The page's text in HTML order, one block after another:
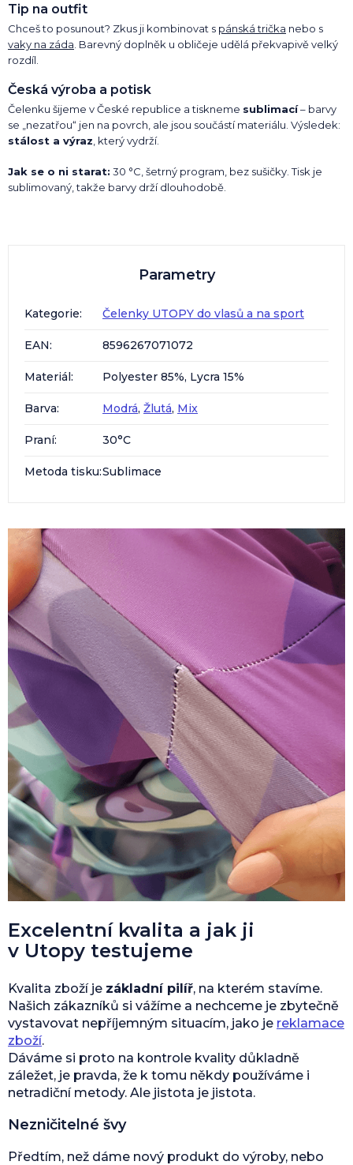
Tip na outfit
Chceš to posunout? Zkus ji kombinovat s pánská trička nebo s
vaky na záda . Barevný doplněk u obličeje udělá překvapivě velký
rozdíl.
Česká výroba a potisk
Čelenku šijeme v České republice a tiskneme sublimací– barvy
se „nezatřou“ jen na povrch, ale jsou součástí materiálu. Výsledek:
stálost a výraz , který vydrží.
Jak se o ni starat: 30 °C, šetrný program, bez sušičky. Tisk je
sublimovaný, takže barvy drží dlouhodobě.
Parametry
Kategorie: Čelenky UTOPY do vlasů a na sport
EAN: 8596267071072
Materiál: Polyester 85%, Lycra 15%
Barva: Modrá, Žlutá, Mix
Praní: 30°C
Metoda tisku:Sublimace
Excelentní kvalita a jak ji
v Utopy testujeme
Kvalita zboží je základní pilíř, na kterém stavíme.
Našich zákazníků si vážíme a nechceme je zbytečně
vystavovat nepříjemným situacím, jako je reklamace
zboží.
Dáváme si proto na kontrole kvality důkladně
záležet, je pravda, že k tomu někdy používáme i
netradiční metody. Ale jistota je jistota.
Nezničitelné švy
Předtím, než dáme nový produkt do výroby, nebo